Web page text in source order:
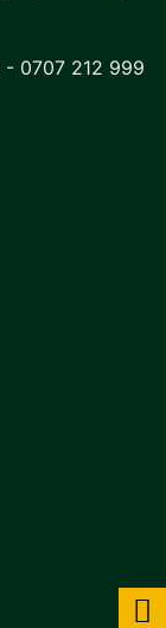
- 0707 212 999